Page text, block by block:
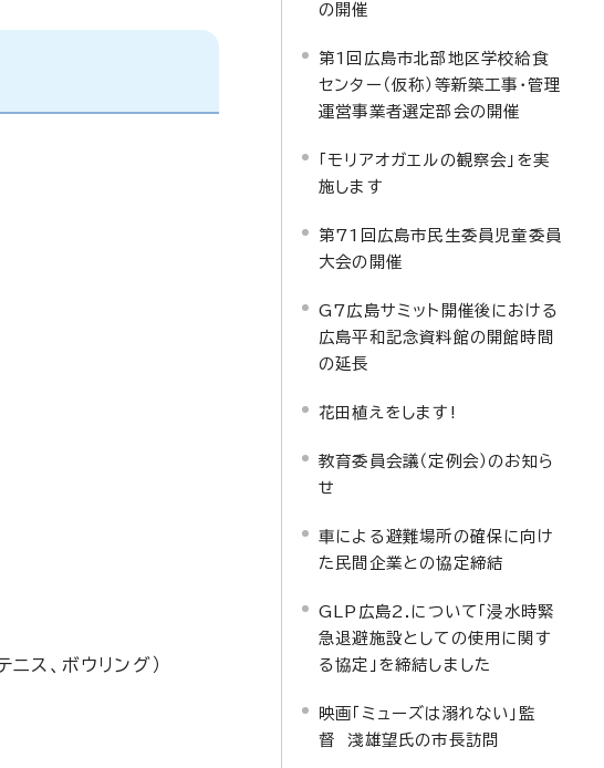
ニス、ボウリング）
の開催
第1回広島市北部地区学校給食
センター（仮称）等新築工事・管理
運営事業者選定部会の開催
「モリアオガエルの観察会」を実
施します
第71回広島市民生委員児童委員
大会の開催
G7広島サミット開催後における
広島平和記念資料館の開館時間
の延長
花田植えをします!
教育委員会議（定例会）のお知ら
せ
車による避難場所の確保に向け
た民間企業との協定締結
GLP広島2.について「浸水時緊
急退避施設としての使用に関す
る協定」を締結しました
映画「ミューズは溺れない」監
督 淺雄望氏の市長訪問